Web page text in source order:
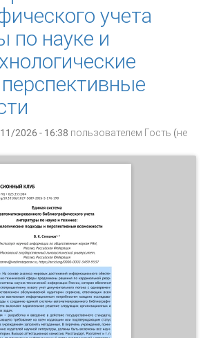
библиотек
учета
по науке и
2026 - 16:38 пользователем Гость (не